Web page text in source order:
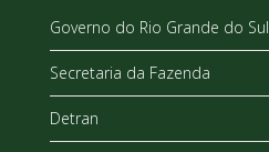
Governo do Rio Grande do Sul
Secretaria da Fazenda
Detran